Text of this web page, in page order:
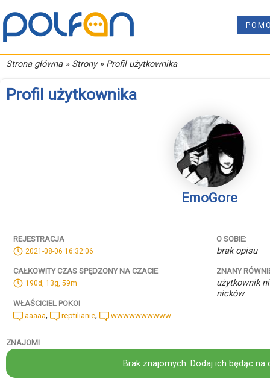
Strona główna» Strony » Profil użytkownika
Profil użytkownika
EmoGore
REJESTRACJA
2021-08-06 16:32:06
CAŁKOWITY CZAS SPĘDZONY NA CZACIE
190d, 13g, 59m
WŁAŚCICIEL POKOI
aaaaa, reptilianie, wwwwwwwwww
O SOBIE:
brak opisu
ZNANY
użytkownik
nicków
ZNAJOMI
Brak znajomych. Dodaj ich będąc na